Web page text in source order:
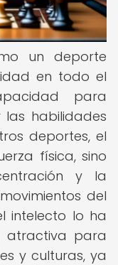
un deporte
en todo el
para
habilidades
deportes, el
física, sino
y la
del
intelecto lo ha
atractiva para
y culturas, ya